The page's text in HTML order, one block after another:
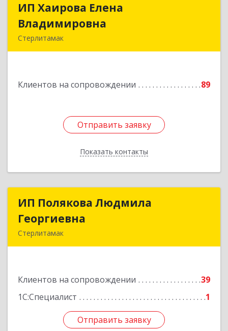
ИП Хаирова Елена
Владимировна
Стерлитамак
Клиентов на сопровождении 89
Отправить заявку
Показать контакты
ИП Хаирова Елена
Отправить заявку
Назад
ИП Полякова Людмила
Георгиевна
Стерлитамак
Клиентов на сопровождении
39
1С:Специалист
1
Отправить заявку
ИП Полякова Людмила
Подробнее
Отправить заявку